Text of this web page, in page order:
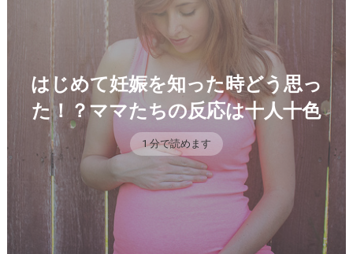
はじめて妊娠を知った時どう思っ
た！？ママたちの反応は十人十色
1 分で読めます